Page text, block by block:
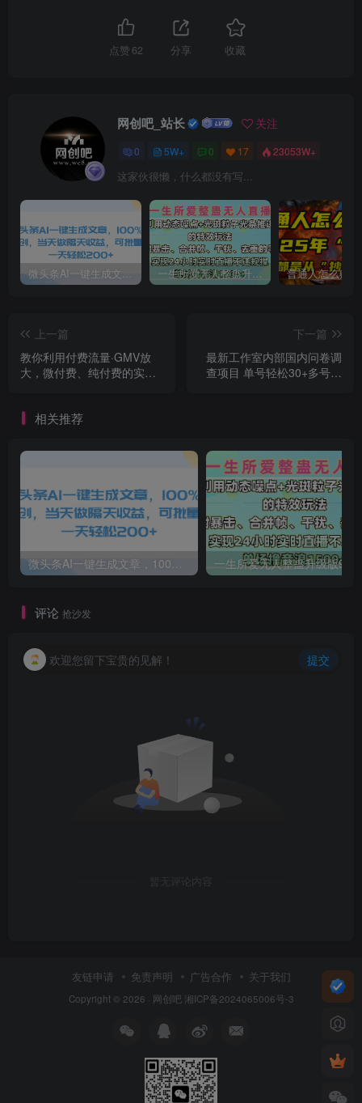
点赞 62 分享 收藏
网创吧_站长 关注
0 5W+ 0 17 23053W+
这家伙很懒，什么都没有写...
微头条AI一键生成文章，100%过原创，当天做隔天收益，可批量，一天轻松200+ 一生所爱无人整蛊升级版9.0，利用动态噪点+光斑粒子光条推进的特效玩法，内附暴击、合并帧、干扰、去重的手法，实现24小时实时直播不违规操，单场日入1500+，小白也能无脑驾驭
上一篇
教你利用付费流量·GMV放
大，微付费、纯付费的实战
下一篇
最新工作室内部国内问卷调
查项目 单号轻松30+多号多
相关推荐
评论 抢沙发
欢迎您留下宝贵的见解！ 提交
暂无评论内容
友链申请 免责声明 广告合作 关于我们
Copyright © 2026 · 网创吧 湘ICP备2024065006号-3